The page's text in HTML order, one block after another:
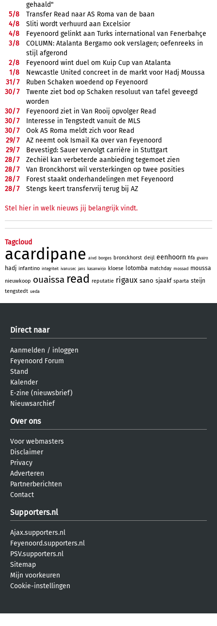
gehaald"
5/8
Transfer Read naar AS Roma van de baan
4/8
Sliti wordt verhuurd aan Excelsior
4/8
Feyenoord gelinkt aan Turks international van Fenerbahçe
3/8
COLUMN: Atalanta Bergamo ook verslagen; oefenreeks in
stijl afgerond
2/8
Feyenoord wint duel om Kuip Cup van Atalanta
1/8
Newcastle United concreet in de markt voor Hadj Moussa
31/7
Ruben Schaken woedend op Feyenoord
30/7
Twente ziet bod op Schaken resoluut van tafel geveegd
worden
30/7
Feyenoord ziet in Van Rooij opvolger Read
30/7
Interesse in Tengstedt vanuit de MLS
30/7
Ook AS Roma meldt zich voor Read
29/7
AZ neemt ook Ismail Ka over van Feyenoord
29/7
Bevestigd: Sauer vervolgt carrière in Stuttgart
28/7
Zechiël kan verbeterde aanbieding tegemoet zien
28/7
Van Bronckhorst wil versterkingen op twee posities
28/7
Forest staakt onderhandelingen met Feyenoord
28/7 Stengs keert transfervrij terug bij AZ
Stel hier in welk nieuws jij belangrijk vindt.
Tagcloud
acardipane aivd borges bronckhorst deijl eenhoorn fifa givairo
hadj infantino integriteit ivanusec jans kasanwirjo kloese lotomba matchday mossad moussa
nieuwkoop ouaissa read reputatie rigaux sano sjaakf sparta steijn
tengstedt ueda
Direct naar
Aanmelden / inloggen
Feyenoord Forum
Stand
Kalender
E-zine (nieuwsbrief)
Nieuwsarchief
Over ons
Voor webmasters
Disclaimer
Privacy
Adverteren
Partnerberichten
Contact
Supporters.nl
Ajax.supporters.nl
Feyenoord.supporters.nl
PSV.supporters.nl
Sitemap
Mijn voorkeuren
Cookie-instellingen